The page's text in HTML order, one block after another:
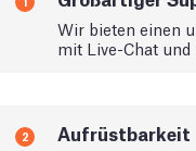
Wir bieten einen
mit Live-Chat
2 Aufrüstbarkeit